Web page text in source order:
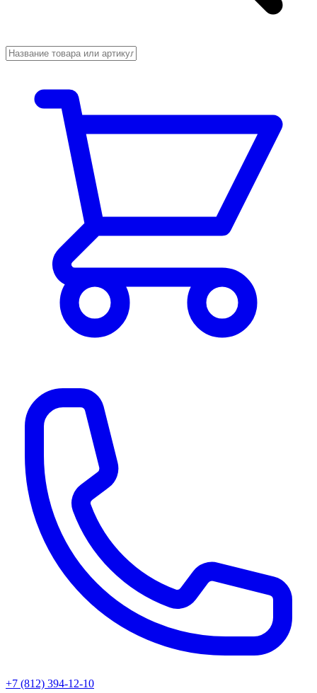
+7 (812) 394-12-10